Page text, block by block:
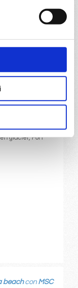
conMSC
St. John S,
à-pitre,
glacier, Fort
beachcon MSC